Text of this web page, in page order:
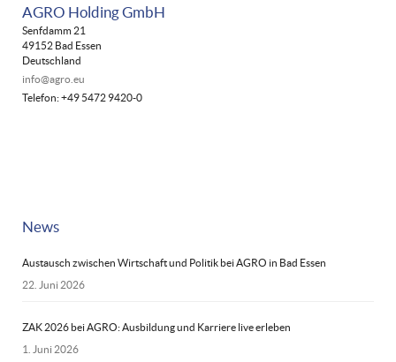
AGRO Holding GmbH
Senfdamm 21
49152 Bad Essen
Deutschland
info@agro.eu
Telefon: +49 5472 9420-0
News
Austausch zwischen Wirtschaft und Politik bei AGRO in Bad Essen
22. Juni 2026
ZAK 2026 bei AGRO: Ausbildung und Karriere live erleben
1. Juni 2026